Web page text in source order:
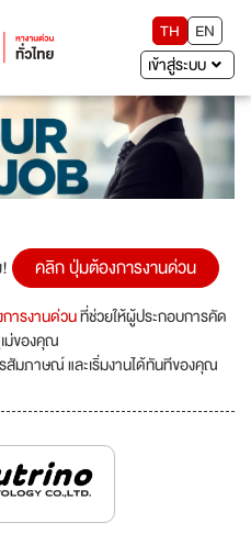
TH
EN
เข้าสู่ระบบ
คลิก ปุ่มต้องการงานด่วน
ารงานด่วนที่ช่วยให้ผู้ประกอบการคัด
เม่ของคุณ
มภาษณ์ และเริ่มงานได้ทันทีของคุณ